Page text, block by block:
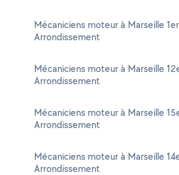
Mécaniciens moteur à Marseille 1er
Arrondissement
Mécaniciens moteur à Marseille
Arrondissement
Mécaniciens moteur à Marseille
Arrondissement
Mécaniciens moteur à Marseille
Arrondissement